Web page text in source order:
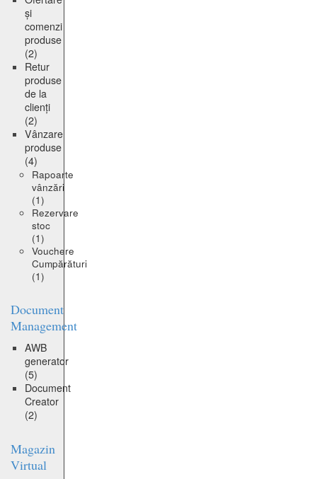
și
comenzi
produse
(2)
Retur
produse
de la
clienți
(2)
Vânzare
produse
(4)
Rapoarte
vânzări
(1)
Rezervare
stoc
(1)
Vouchere
Cumpărături
(1)
Document
Management
AWB
generator
(5)
Document
Creator
(2)
Magazin
Virtual